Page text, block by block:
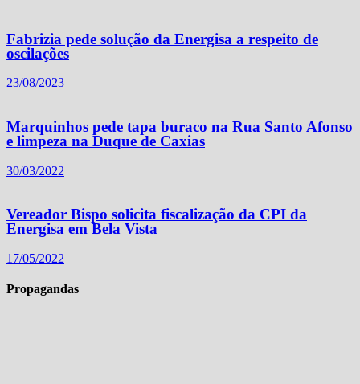
Fabrizia pede solução da Energisa a respeito de
oscilações
23/08/2023
Marquinhos pede tapa buraco na Rua Santo Afonso
e limpeza na Duque de Caxias
30/03/2022
Vereador Bispo solicita fiscalização da CPI da
Energisa em Bela Vista
17/05/2022
Propagandas